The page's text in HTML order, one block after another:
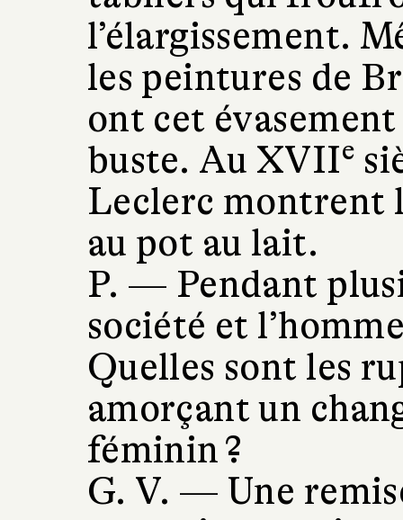
l’élargissement.
les peintures de
ont cet
buste. Au XVIIe
Leclerc montrent
au pot au lait.
P. — Pendant
société et
Quelles sont les
amorçant un
féminin ?
G. V. — Une